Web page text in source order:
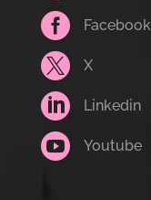
 Facebook
 X
 Linkedin
 Youtube